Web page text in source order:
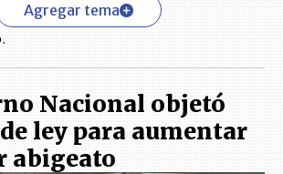
Agregar tema
Nacional objetó
ley para aumentar
abigeato